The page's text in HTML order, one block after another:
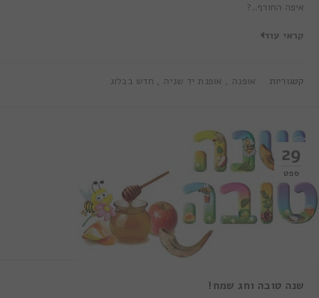
איפה החורף..?
קראי עוד
קטגוריות אופנה , אופנת יד שניה , חדש בבלוג
29
ספט
שנה טובה וחג שמח!